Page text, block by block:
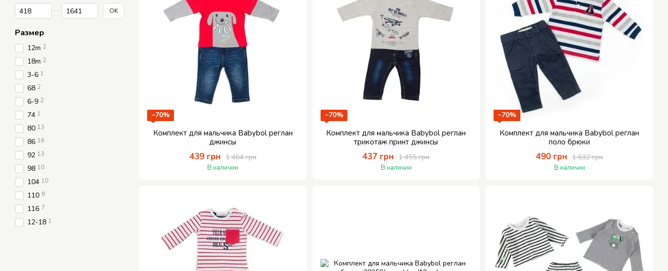
−70%
Комплект для мальчика Babybol реглан
джинсы
1 464 грн
439 грн
В наличии
−70%
Комплект для мальчика Babybol реглан
трикотаж принт джинсы
1 455 грн
437 грн
В наличии
−70%
Комплект для мальчика Babybol реглан
поло брюки
1 632 грн
490 грн
В наличии
От Цена, грн
До Цена, грн OK
Размер
12m 2
18m 2
3-6 1
68 2
6-9 2
74 1
80 13
86 16
92 13
98 10
104 10
110 9
116 7
12-18 1